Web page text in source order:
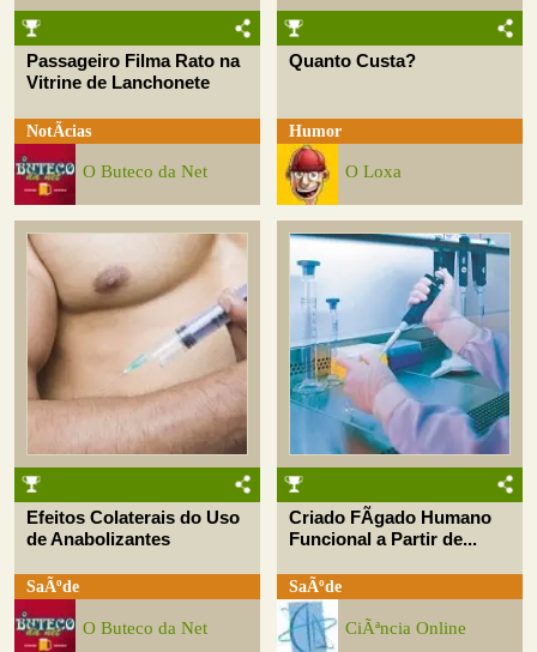
Passageiro Filma Rato na
Vitrine de Lanchonete
NotÃ­cias
O Buteco da Net
Quanto Custa?
Humor
O Loxa
Efeitos Colaterais do Uso
de Anabolizantes
SaÃºde
O Buteco da Net
Criado FÃ­gado Humano
Funcional a Partir de...
SaÃºde
CiÃªncia Online